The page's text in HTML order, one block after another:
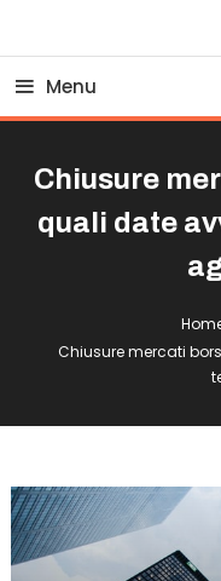
Menu
Chiusure
quali date
Chiusure mercati